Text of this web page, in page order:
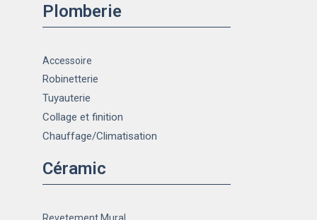
Plomberie
Accessoire
Robinetterie
Tuyauterie
Collage et finition
Chauffage/Climatisation
Céramic
Revetement Mural